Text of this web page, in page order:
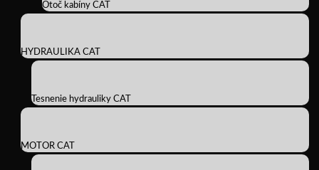
Otoč kabíny CAT
HYDRAULIKA CAT
Tesnenie hydrauliky CAT
MOTOR CAT